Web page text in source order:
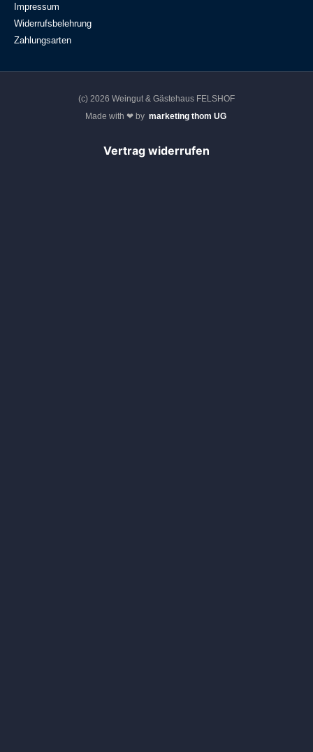
Impressum
Widerrufsbelehrung
Zahlungsarten
(c) 2026 Weingut & Gästehaus FELSHOF
Made with ❤ by marketing thom UG
Vertrag widerrufen